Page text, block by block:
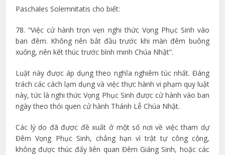
Paschales Solemnitatis cho biết:
78. “Việc cử hành trọn vẹn nghi thức Vọng Phục Sinh vào
ban đêm. Không nên bắt đầu trước khi màn đêm buông
xuống, nên kết thúc trước bình minh Chúa Nhật”.
Luật này được áp dụng theo nghĩa nghiêm túc nhất. Đáng
trách các cách lạm dụng và việc thực hành vi phạm quy luật
này, tức là nghi thức Vọng Phục Sinh được cử hành vào ban
ngày theo thói quen cử hành Thánh Lễ Chúa Nhật.
Các lý do đã được đề xuất ở một số nơi về việc tham dự
Đêm Vọng Phục Sinh, chẳng hạn vì trật tự công cộng,
không được thúc đẩy liên quan Đêm Giáng Sinh, hoặc các